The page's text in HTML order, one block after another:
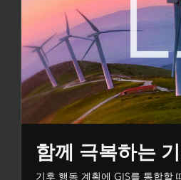
함께 극복하는
기후 행동 계획에 GIS를 통합할